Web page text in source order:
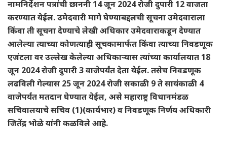
नामनिर्देशन पत्रांची छाननी 14 जून 2024 रोजी दुपारी 12 वाजता
करण्यात येईल. उमेदवारी मागे घेण्याबद्दलची सूचना उमेदवाराला
किंवा ती सूचना देण्याचे लेखी अधिकार उमेदवाराकडून देण्यात
आलेल्या त्याच्या कोणत्याही सूचकामार्फत किंवा त्याच्या निवडणूक
एजंटला वर उल्लेख केलेल्या अधिकाऱ्यास त्यांच्या कार्यालयात 18
जून 2024 रोजी दुपारी 3 वाजेपर्यंत देता येईल. तसेच निवडणूक
लढविली गेल्यास 25 जून 2024 रोजी सकाळी 9 ते सायंकाळी 4
वाजेपर्यंत मतदान घेण्यात येईल, असे महाराष्ट्र विधानमंडळ
सचिवालयाचे सचिव (1)(कार्यभार) व निवडणूक निर्णय अधिकारी
जितेंद्र भोळे यांनी कळविले आहे.